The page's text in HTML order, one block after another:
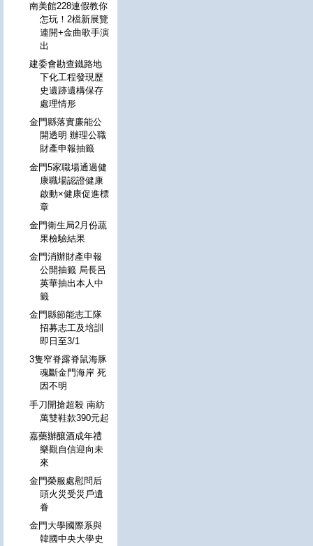
南美館228連假教你
怎玩！2檔新展覽
連開+金曲歌手演
出
建委會勘查鐵路地
下化工程發現歷
史遺跡遺構保存
處理情形
金門縣落實廉能公
開透明 辦理公職
財產申報抽籤
金門5家職場通過健
康職場認證健康
啟動×健康促進標
章
金門衛生局2月份蔬
果檢驗結果
金門消辦財產申報
公開抽籤 局長呂
英華抽出本人中
籤
金門縣節能志工隊
招募志工及培訓
即日至3/1
3隻窄脊露脊鼠海豚
魂斷金門海岸 死
因不明
手刀開搶超殺 南紡
萬雙鞋款390元起
嘉藥辦釀酒成年禮
樂觀自信迎向未
來
金門榮服處慰問后
頭火災受災戶遺
眷
金門大學國際系與
韓國中央大學史